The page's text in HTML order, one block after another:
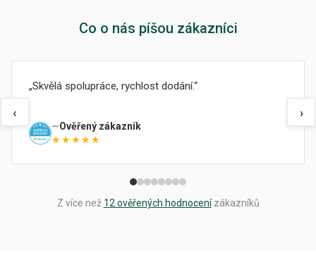
Co o nás píšou zákazníci
‹
Skvělá spolupráce, rychlost dodání.
Ověřený zákazník
★★★★★
›
Z více než 12 ověřených hodnocenízákazníků